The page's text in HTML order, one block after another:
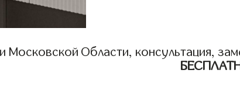
Московской Области, консультация,